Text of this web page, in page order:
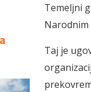
Temeljni
Narodnim
Taj je